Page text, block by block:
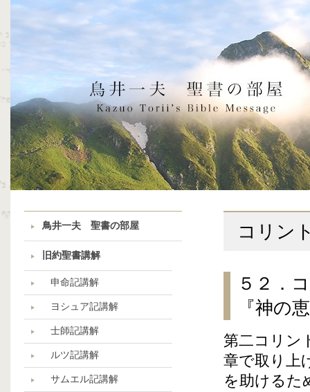
鳥井一夫 聖書の部屋
旧約聖書講解
申命記講解
ヨシュア記講解
士師記講解
ルツ記講解
サムエル記講解
コリン
５２．
『神の
第二コリン
章で取り上
を助けるた